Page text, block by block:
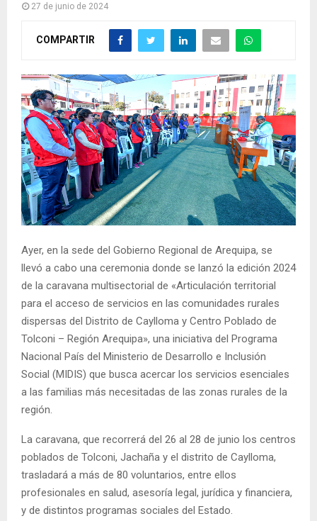
27 de junio de 2024
COMPARTIR
Ayer, en la sede del Gobierno Regional de Arequipa, se
llevó a cabo una ceremonia donde se lanzó la edición 2024
de la caravana multisectorial de «Articulación territorial
para el acceso de servicios en las comunidades rurales
dispersas del Distrito de Caylloma y Centro Poblado de
Tolconi – Región Arequipa», una iniciativa del Programa
Nacional País del Ministerio de Desarrollo e Inclusión
Social (MIDIS) que busca acercar los servicios esenciales
a las familias más necesitadas de las zonas rurales de la
región.
La caravana, que recorrerá del 26 al 28 de junio los centros
poblados de Tolconi, Jachaña y el distrito de Caylloma,
trasladará a más de 80 voluntarios, entre ellos
profesionales en salud, asesoría legal, jurídica y financiera,
y de distintos programas sociales del Estado.